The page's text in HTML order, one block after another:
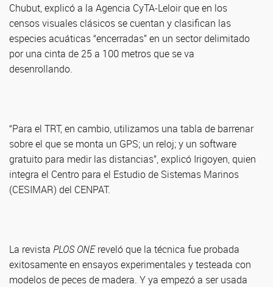
Chubut, explicó a la Agencia CyTA-Leloir que en los
censos visuales clásicos se cuentan y clasifican las
especies acuáticas “encerradas” en un sector delimitado
por una cinta de 25 a 100 metros que se va
desenrollando.
“Para el TRT, en cambio, utilizamos una tabla de barrenar
sobre el que se monta un GPS; un reloj; y un software
gratuito para medir las distancias”, explicó Irigoyen, quien
integra el Centro para el Estudio de Sistemas Marinos
(CESIMAR) del CENPAT.
La revista PLOS ONEreveló que la técnica fue probada
exitosamente en ensayos experimentales y testeada con
modelos de peces de madera. Y ya empezó a ser usada